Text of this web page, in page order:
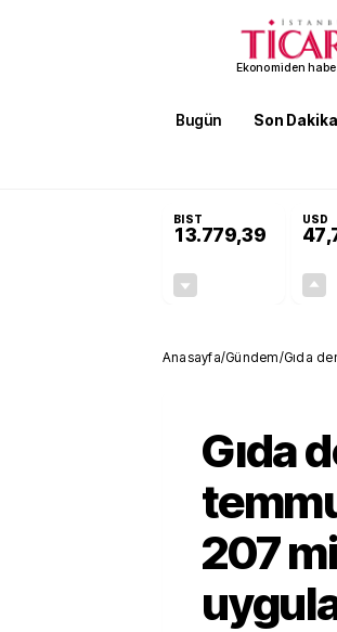
Ekonomiden
Bugün Son Dakika
BIST
13.779,39
USD
Anasayfa/Gündem/Gıda
Gıda
207